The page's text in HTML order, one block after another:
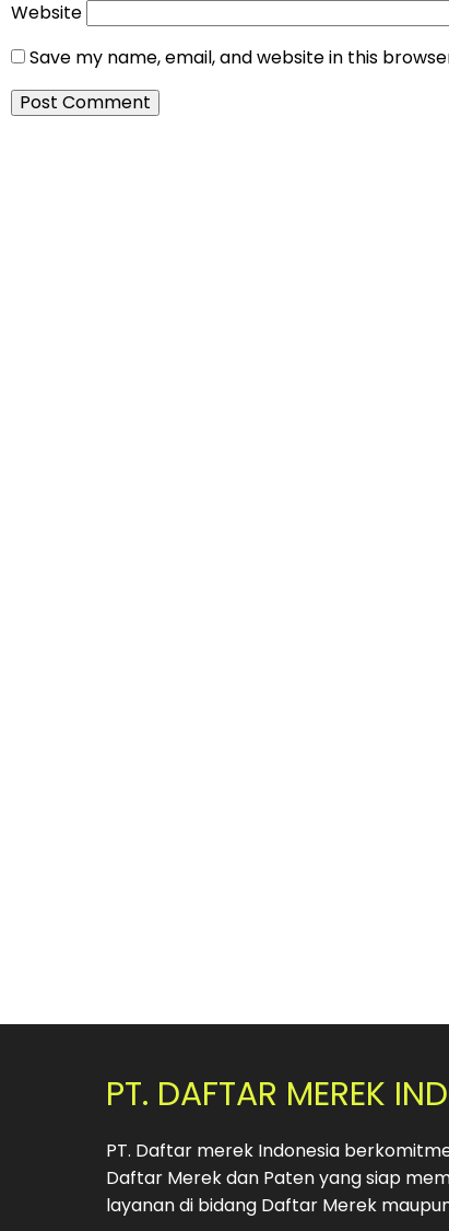
Website
Save my name, email, and website in this
PT. DAFTAR MEREK
PT. Daftar merek Indonesia
Daftar Merek dan Paten yang siap
layanan di bidang Daftar Merek